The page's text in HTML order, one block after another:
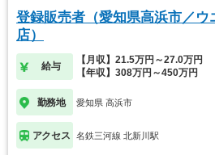
登録販売者（愛知県高浜市／ウ
店）
給与
【月収】21.5万円～27.0万円
【年収】308万円～450万円
勤務地 愛知県 高浜市
アクセス 名鉄三河線 北新川駅